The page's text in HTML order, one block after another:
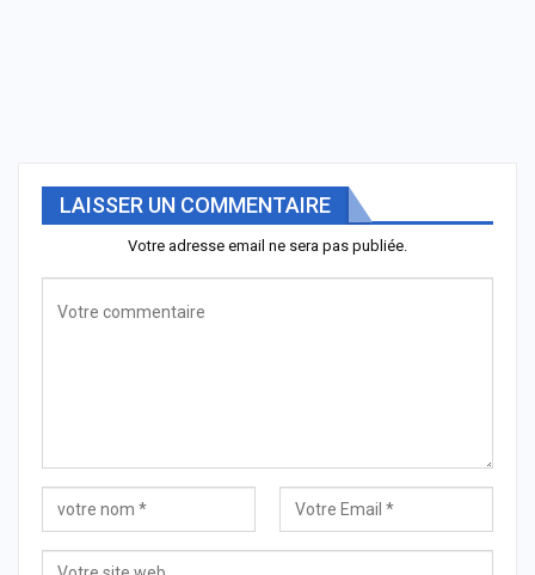
LAISSER UN COMMENTAIRE
Votre adresse email ne sera pas publiée.